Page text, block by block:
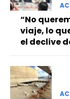
“No
viaje, lo
el declive